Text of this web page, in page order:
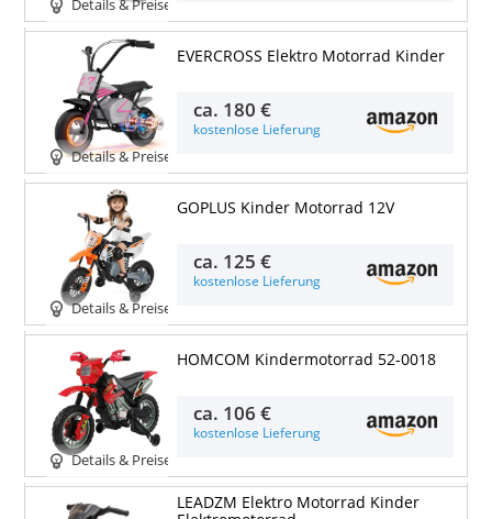
Details & Preise
Details & Preise
EVERCROSS Elektro Motorrad Kinder
ca. 180 €
kostenlose Lieferung
Details & Preise
GOPLUS Kinder Motorrad 12V
ca. 125 €
kostenlose Lieferung
Details & Preise
HOMCOM Kindermotorrad 52-0018
ca. 106 €
kostenlose Lieferung
LEADZM Elektro Motorrad Kinder